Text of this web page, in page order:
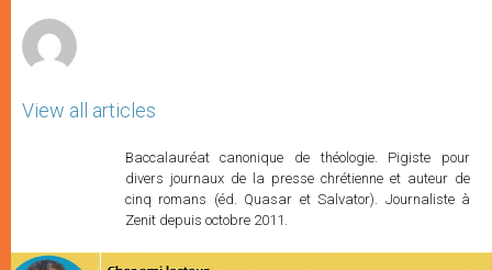
View all articles
Baccalauréat canonique de théologie. Pigiste pour
divers journaux de la presse chrétienne et auteur de
cinq romans (éd. Quasar et Salvator). Journaliste à
Zenit depuis octobre 2011.